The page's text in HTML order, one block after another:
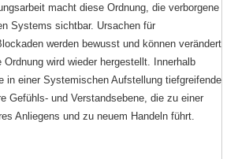
macht diese Ordnung, die verborgene
Systems sichtbar. Ursachen für
werden bewusst und können verändert
Ordnung wird wieder hergestellt. Innerhalb
in einer Systemischen Aufstellung tiefgreifende
Gefühls- und Verstandsebene, die zu einer
Anliegens und zu neuem Handeln führt.